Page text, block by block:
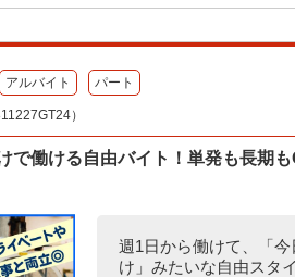
アルバイト パート
）
で働ける自由バイト！単発も長期
週1日から働けて、「
け」みたいな自由スタ